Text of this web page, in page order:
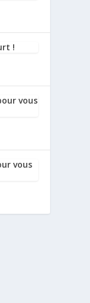
!
vous
vous